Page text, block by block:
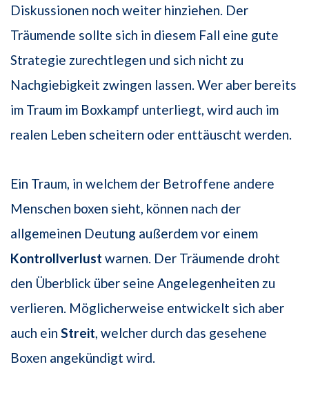
Diskussionen noch weiter hinziehen. Der
Träumende sollte sich in diesem Fall eine gute
Strategie zurechtlegen und sich nicht zu
Nachgiebigkeit zwingen lassen. Wer aber bereits
im Traum im Boxkampf unterliegt, wird auch im
realen Leben scheitern oder enttäuscht werden.
Ein Traum, in welchem der Betroffene andere
Menschen boxen sieht, können nach der
allgemeinen Deutung außerdem vor einem
Kontrollverlust warnen. Der Träumende droht
den Überblick über seine Angelegenheiten zu
verlieren. Möglicherweise entwickelt sich aber
auch ein Streit, welcher durch das gesehene
Boxen angekündigt wird.